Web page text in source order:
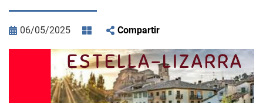
06/05/2025 Compartir